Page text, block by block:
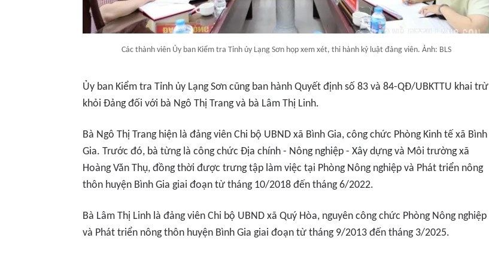
Các thành viên Ủy ban Kiểm tra Tỉnh ủy Lạng Sơn họp xem xét, thi hành kỷ luật đảng viên. Ảnh: BLS
Ủy ban Kiểm tra Tỉnh ủy Lạng Sơn cũng ban hành Quyết định số 83 và 84-QĐ/UBKTTU khai trừ
khỏi Đảng đối với bà Ngô Thị Trang và bà Lâm Thị Linh.
Bà Ngô Thị Trang hiện là đảng viên Chi bộ UBND xã Bình Gia, công chức Phòng Kinh tế xã Bình
Gia. Trước đó, bà từng là công chức Địa chính - Nông nghiệp - Xây dựng và Môi trường xã
Hoàng Văn Thụ, đồng thời được trưng tập làm việc tại Phòng Nông nghiệp và Phát triển nông
thôn huyện Bình Gia giai đoạn từ tháng 10/2018 đến tháng 6/2022.
Bà Lâm Thị Linh là đảng viên Chi bộ UBND xã Quý Hòa, nguyên công chức Phòng Nông nghiệp
và Phát triển nông thôn huyện Bình Gia giai đoạn từ tháng 9/2013 đến tháng 3/2025.